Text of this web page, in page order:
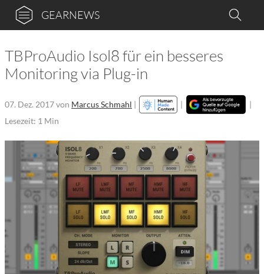
GEARNEWS
TBProAudio Isol8 für ein besseres
Monitoring via Plug-in
07. Dez. 2017von Marcus Schmahl | |
|
Lesezeit: 1 Min